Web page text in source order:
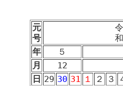
元
号
令
和
年
５
月
12
日 29 30 31 １ ２ ３